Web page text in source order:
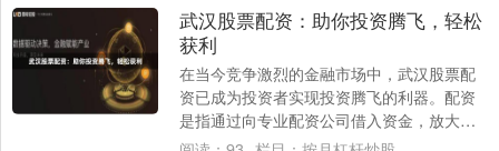
武汉股票配资：助你投资腾飞，轻松
获利
在当今竞争激烈的金融市场中，武汉股票配
资已成为投资者实现投资腾飞的利器。配资
是指通过向专业配资公司借入资金，放大投
资本金，从而提高投资收益率的一种方式。